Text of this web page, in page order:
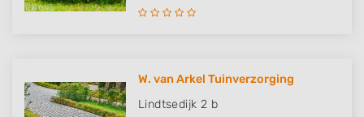
W. van Arkel Tuinverzorging
Lindtsedijk 2 b